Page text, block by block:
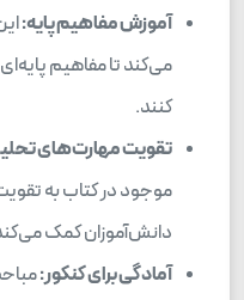
آموزش مفاهیم پایه:
می‌کند تا مفاهیم
کنند.
تقویت مهارت‌های
موجود در کتاب به
دانش‌آموزان کمک
آمادگی برای کنکور: